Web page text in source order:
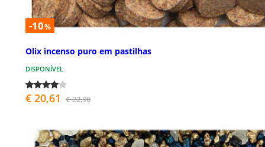
-10%
Olix incenso puro em pastilhas
DISPONÍVEL
€ 20,61 € 22,90